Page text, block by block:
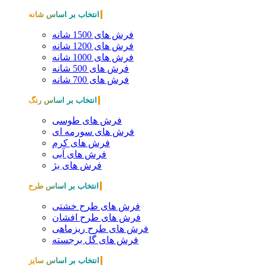
انتخاب بر اساس شانه
فرش های 1500 شانه
فرش های 1200 شانه
فرش های 1000 شانه
فرش های 500 شانه
فرش های 700 شانه
انتخاب بر اساس رنگ
فرش های طوسی
فرش های سورمه ای
فرش های کرم
فرش های آبی
فرش های بژ
انتخاب بر اساس طرح
فرش های طرح خشتی
فرش های طرح افشان
فرش های طرح ریزماهی
فرش های گل برجسته
انتخاب بر اساس سایز